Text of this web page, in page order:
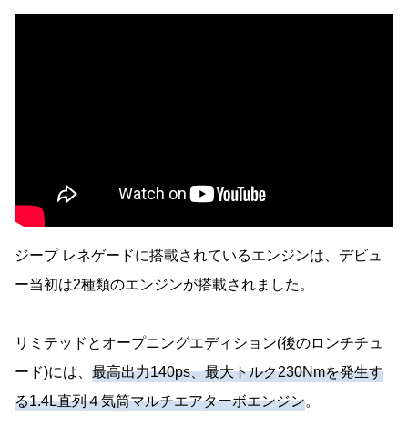
ジープ レネゲードに搭載されているエンジンは、デビュ
ー当初は2種類のエンジンが搭載されました。
リミテッドとオープニングエディション(後のロンチチュ
ード)には、 最高出力140ps、最大トルク230Nmを発生す
る1.4L直列４気筒マルチエアターボエンジン。